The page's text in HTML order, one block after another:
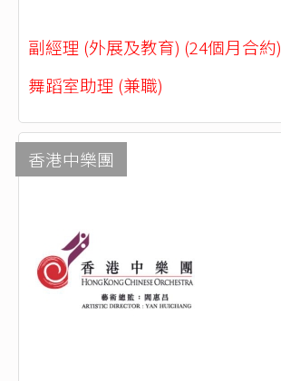
副經理 (外展及教育) (24個月合約)
舞蹈室助理 (兼職)
香港中樂團